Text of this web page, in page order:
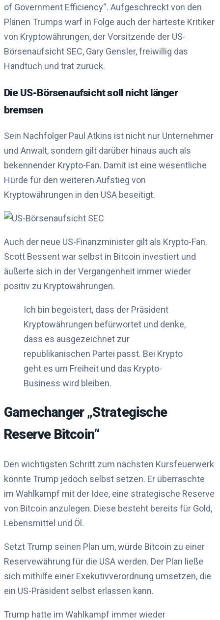
of Government Efficiency“. Aufgeschreckt von den
Plänen Trumps warf in Folge auch der härteste Kritiker
von Kryptowährungen, der Vorsitzende der US-
Börsenaufsicht SEC, Gary Gensler, freiwillig das
Handtuch und trat zurück.
Die US-Börsenaufsicht soll nicht länger
bremsen
Sein Nachfolger Paul Atkins ist nicht nur Unternehmer
und Anwalt, sondern gilt darüber hinaus auch als
bekennender Krypto-Fan. Damit ist eine wesentliche
Hürde für den weiteren Aufstieg von
Kryptowährungen in den USA beseitigt.
Auch der neue US-Finanzminister gilt als Krypto-Fan.
Scott Bessent war selbst in Bitcoin investiert und
äußerte sich in der Vergangenheit immer wieder
positiv zu Kryptowährungen.
Ich bin begeistert, dass der Präsident
Kryptowährungen befürwortet und denke,
dass es ausgezeichnet zur
republikanischen Partei passt. Bei Krypto
geht es um Freiheit und das Krypto-
Business wird bleiben.
Gamechanger „Strategische
Reserve Bitcoin“
Den wichtigsten Schritt zum nächsten Kursfeuerwerk
könnte Trump jedoch selbst setzen. Er überraschte
im Wahlkampf mit der Idee, eine strategische Reserve
von Bitcoin anzulegen. Diese besteht bereits für Gold,
Lebensmittel und Öl.
Setzt Trump seinen Plan um, würde Bitcoin zu einer
Reservewährung für die USA werden. Der Plan ließe
sich mithilfe einer Exekutivverordnung umsetzen, die
ein US-Präsident selbst erlassen kann.
Trump hatte im Wahlkampf immer wieder